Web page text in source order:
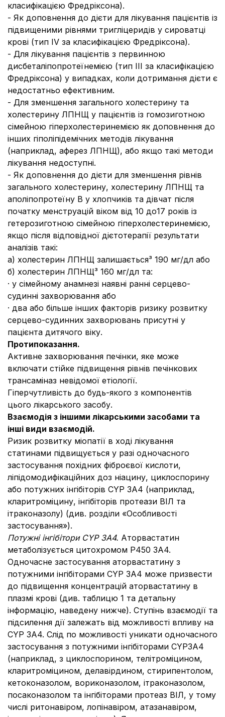
класифікацією Фредріксона).
- Як доповнення до дієти для лікування пацієнтів із
підвищеними рівнями тригліцеридів у сироватці
крові (тип IV за класифікацією Фредріксона).
- Для лікування пацієнтів з первинною
дисбеталіпопротеїнемією (тип III за класифікацією
Фредріксона) у випадках, коли дотримання дієти є
недостатньо ефективним.
- Для зменшення загального холестерину та
холестерину ЛПНЩ у пацієнтів із гомозиготною
сімейною гіперхолестеринемією як доповнення до
інших гіполіпідемічних методів лікування
(наприклад, аферез ЛПНЩ), або якщо такі методи
лікування недоступні.
- Як доповнення до дієти для зменшення рівнів
загального холестерину, холестерину ЛПНЩ та
аполіпопротеїну В у хлопчиків та дівчат після
початку менструацій віком від 10 до17 років із
гетерозиготною сімейною гіперхолестеринемією,
якщо після відповідної дієтотерапії результати
аналізів такі:
a) холестерин ЛПНЩ залишається³ 190 мг/дл або
б) холестерин ЛПНЩ³ 160 мг/дл та:
· у сімейному анамнезі наявні ранні серцево-
судинні захворювання або
· два або більше інших факторів ризику розвитку
серцево-судинних захворювань присутні у
пацієнта дитячого віку.
Протипоказання.
Активне захворювання печінки, яке може
включати стійке підвищення рівнів печінкових
трансаміназ невідомої етіології.
Гіперчутливість до будь-якого з компонентів
цього лікарського засобу.
Взаємодія з іншими лікарськими засобами та
інші види взаємодій.
Ризик розвитку міопатії в ході лікування
статинами підвищується у разі одночасного
застосування похідних фіброєвої кислоти,
ліпідомодифікаційних доз ніацину, циклоспорину
або потужних інгібіторів CYP 3A4 (наприклад,
кларитроміцину, інгібіторів протеази ВІЛ та
ітраконазолу) (див. розділи «Особливості
застосування»).
Потужні інгібітори CYP 3A4. Аторвастатин
метаболізується цитохромом P450 3A4.
Одночасне застосування аторвастатину з
потужними інгібіторами CYP 3A4 може призвести
до підвищення концентрацій аторвастатину в
плазмі крові (див. таблицю 1 та детальну
інформацію, наведену нижче). Ступінь взаємодії та
підсилення дії залежать від можливості впливу на
CYP 3A4. Слід по можливості уникати одночасного
застосування з потужними інгібіторами CYP3A4
(наприклад, з циклоспорином, телітроміцином,
кларитроміцином, делавірдином, стирипентолом,
кетоконазолом, вориконазолом, ітраконазолом,
посаконазолом та інгібіторами протеаз ВІЛ, у тому
числі ритонавіром, лопінавіром, атазанавіром,